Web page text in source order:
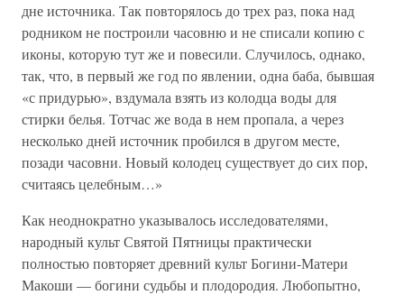
дне источника. Так повторялось до трех раз, пока над
родником не построили часовню и не списали копию с
иконы, которую тут же и повесили. Случилось, однако,
так, что, в первый же год по явлении, одна баба, бывшая
«с придурью», вздумала взять из колодца воды для
стирки белья. Тотчас же вода в нем пропала, а через
несколько дней источник пробился в другом месте,
позади часовни. Новый колодец существует до сих пор,
считаясь целебным…»
Как неоднократно указывалось исследователями,
народный культ Святой Пятницы практически
полностью повторяет древний культ Богини-Матери
Макоши — богини судьбы и плодородия. Любопытно,